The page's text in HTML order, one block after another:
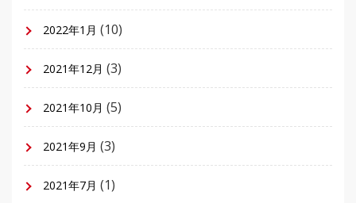
2022年1月 (10)
2021年12月 (3)
2021年10月 (5)
2021年9月 (3)
2021年7月 (1)